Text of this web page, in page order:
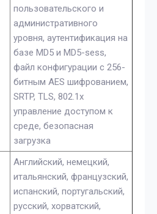
пользовательского и
административного
уровня, аутентификация на
базе MD5 и MD5-sess,
файл конфигурации с 256-
битным AES шифрованием,
SRTP, TLS, 802.1x
управление доступом к
среде, безопасная
загрузка
Английский, немецкий,
итальянский, французский,
испанский, португальский,
русский, хорватский,